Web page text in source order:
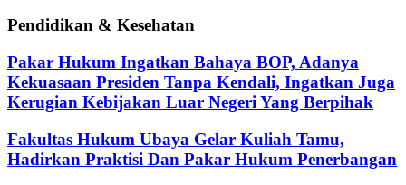
Pendidikan & Kesehatan
Pakar Hukum Ingatkan Bahaya BOP, Adanya
Kekuasaan Presiden Tanpa Kendali, Ingatkan Juga
Kerugian Kebijakan Luar Negeri Yang Berpihak
Fakultas Hukum Ubaya Gelar Kuliah Tamu,
Hadirkan Praktisi Dan Pakar Hukum Penerbangan